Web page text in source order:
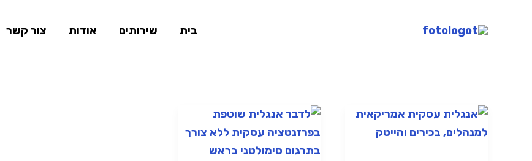
בית שירותים אודות צור קשר
אנגלית
עסקית
לדבר
אנגלית
שוטפת: